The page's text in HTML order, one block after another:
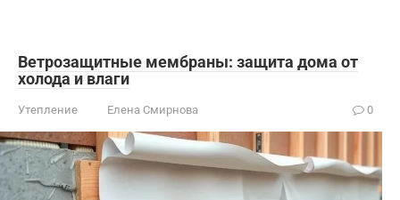
Ветрозащитные мембраны: защита дома от
холода и влаги
Утепление Елена Смирнова 0